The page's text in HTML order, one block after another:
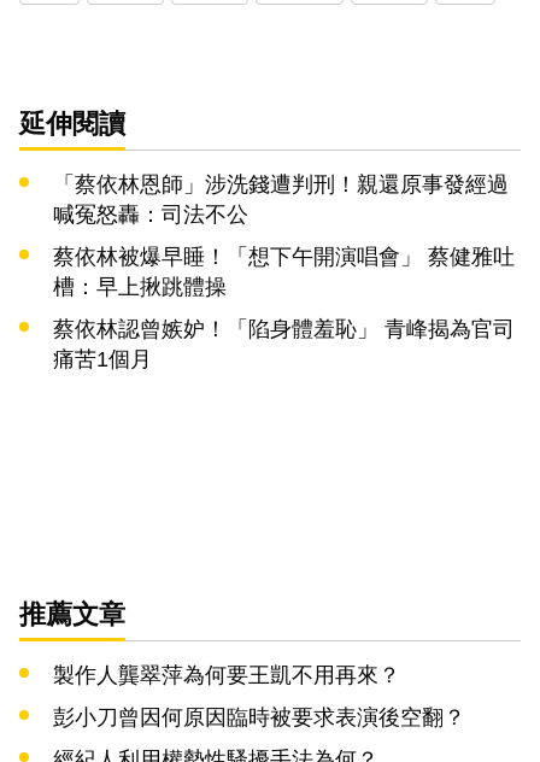
延伸閱讀
「蔡依林恩師」涉洗錢遭判刑！親還原事發經過
喊冤怒轟：司法不公
蔡依林被爆早睡！「想下午開演唱會」 蔡健雅吐
槽：早上揪跳體操
蔡依林認曾嫉妒！「陷身體羞恥」 青峰揭為官司
痛苦1個月
推薦文章
製作人龔翠萍為何要王凱不用再來？
彭小刀曾因何原因臨時被要求表演後空翻？